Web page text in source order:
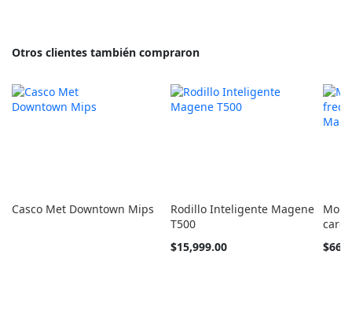
Otros clientes también compraron
Casco Met Downtown Mips
Rodillo Inteligente Magene
T500
$15,999.00